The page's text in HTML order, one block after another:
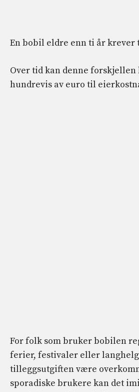
En bobil eldre enn ti år krever
Over tid kan denne forskjellen
hundrevis av euro til
For folk som bruker bobilen
ferier, festivaler eller
tilleggsutgiften være
sporadiske brukere kan det